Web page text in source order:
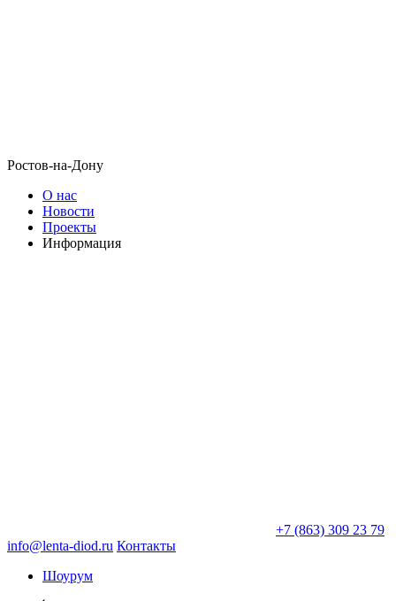
Ростов-на-Дону
О нас
Новости
Проекты
Информация
+7 (863) 309 23 79
info@lenta-diod.ru Контакты
Шоурум